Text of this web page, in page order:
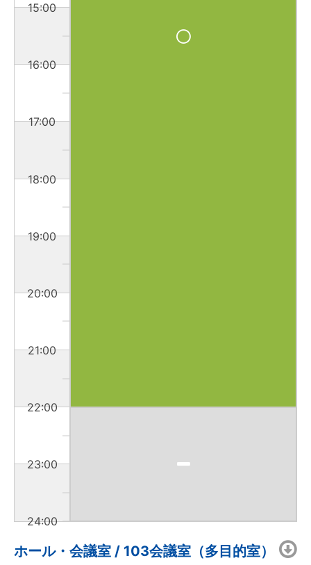
15:00
16:00
17:00
18:00
19:00
20:00
21:00
22:00
23:00
24:00
ホール・会議室 / 103会議室（多目的室）